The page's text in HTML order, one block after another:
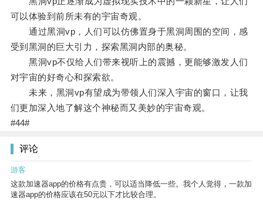
可以体验到前所未有的宇宙奇观。
通过黑洞vp，人们可以仿佛置身于黑洞周围的空间，感
受到黑洞的巨大引力，探索黑洞内部的奥秘。
黑洞vp不仅给人们带来视听上的震撼，更能够激发人们
对宇宙的好奇心和探索欲。
未来，黑洞vp有望成为带领人们深入宇宙的窗口，让我
们更加深入地了解这个神秘而又美妙的宇宙奇观。
#44#
评论
游客
这款加速器app的价格有点贵，可以适当降低一些。我个人觉得，一款加
速器app的价格应该在50元以下才比较合理。